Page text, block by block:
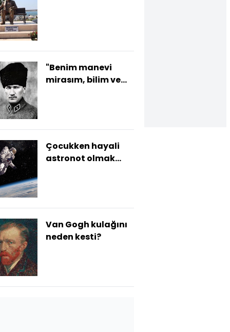
"Benim manevi
mirasım, bilim ve
Çocukken hayali
astronot olmak
Van Gogh kulağını
neden kesti?